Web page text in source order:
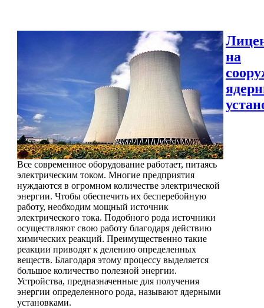
Все современное оборудование работает, питаясь
электрическим током. Многие предприятия
нуждаются в огромном количестве электрической
энергии. Чтобы обеспечить их бесперебойную
работу, необходим мощный источник
электрического тока. Подобного рода источники
осуществляют свою работу благодаря действию
химических реакций. Преимущественно такие
реакции приводят к делению определенных
веществ. Благодаря этому процессу выделяется
большое количество полезной энергии.
Устройства, предназначенные для получения
энергии определенного рода, называют ядерными
установками.
на